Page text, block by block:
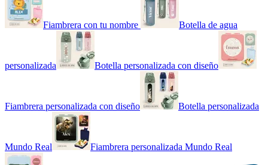
Fiambrera con tu nombre Botella de agua
personalizada Botella personalizada con diseño
Fiambrera personalizada con diseño Botella personalizada
Mundo Real Fiambrera personalizada Mundo Real